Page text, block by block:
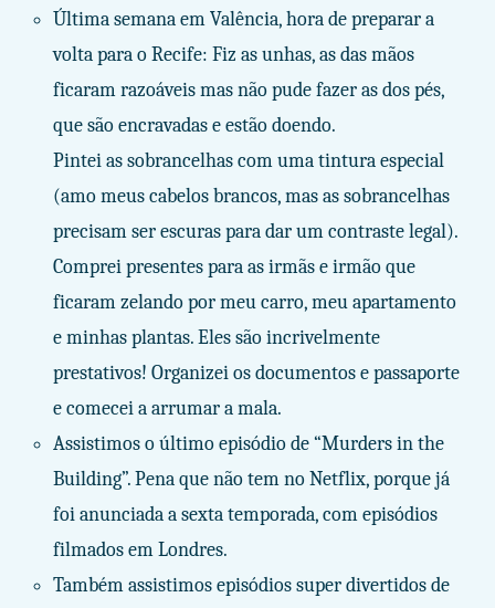
Última semana em Valência, hora de preparar a
volta para o Recife: Fiz as unhas, as das mãos
ficaram razoáveis mas não pude fazer as dos pés,
que são encravadas e estão doendo.
Pintei as sobrancelhas com uma tintura especial
(amo meus cabelos brancos, mas as sobrancelhas
precisam ser escuras para dar um contraste legal).
Comprei presentes para as irmãs e irmão que
ficaram zelando por meu carro, meu apartamento
e minhas plantas. Eles são incrivelmente
prestativos! Organizei os documentos e passaporte
e comecei a arrumar a mala.
Assistimos o último episódio de “Murders in the
Building”. Pena que não tem no Netflix, porque já
foi anunciada a sexta temporada, com episódios
filmados em Londres.
Também assistimos episódios super divertidos de